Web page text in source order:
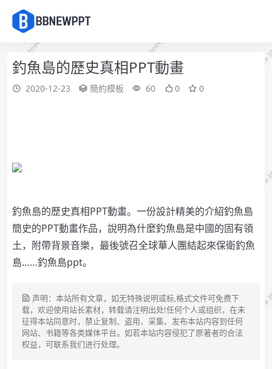
釣魚島的歷史真相PPT動畫
2020-12-23 簡約模板 60 0 0
釣魚島的歷史真相PPT動畫。一份設計精美的介紹釣魚島
簡史的PPT動畫作品，說明為什麼釣魚島是中國的固有領
土，附帶背景音樂，最後號召全球華人團結起來保衛釣魚
島……釣魚島ppt。
声明：本站所有文章，如无特殊说明或标,格式文件可免费下
载，欢迎使用站长素材，转载请注明出处!任何个人或组织，在未
征得本站同意时，禁止复制、盗用、采集、发布本站内容到任何
网站、书籍等各类媒体平台。如若本站内容侵犯了原著者的合法
权益，可联系我们进行处理。